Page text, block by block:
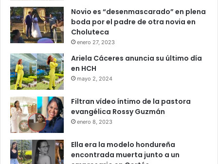
Novio es “desenmascarado” en plena
boda por el padre de otra novia en
Choluteca
enero 27, 2023
Ariela Cáceres anuncia su último día
en HCH
mayo 2, 2024
Filtran vídeo íntimo de la pastora
evangélica Rossy Guzmán
enero 8, 2023
Ella era la modelo hondureña
encontrada muerta junto a un